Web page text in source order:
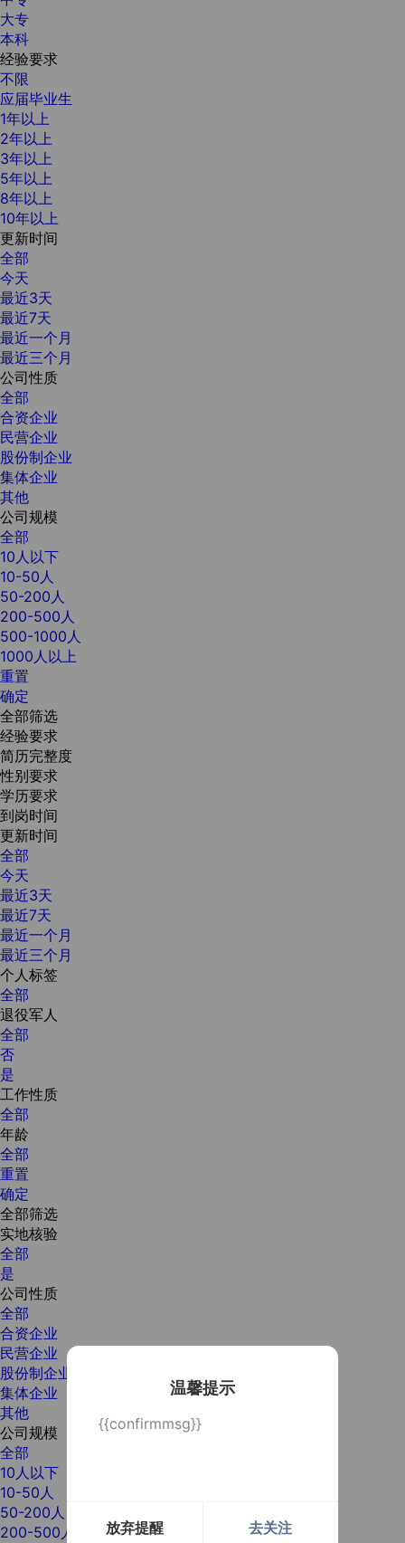
温馨提示
{{confirmmsg}}
放弃提醒 去关注
大专
本科
经验要求
不限
应届毕业生
1年以上
2年以上
3年以上
5年以上
8年以上
10年以上
更新时间
全部
今天
最近3天
最近7天
最近一个月
最近三个月
公司性质
全部
合资企业
民营企业
股份制企业
集体企业
其他
公司规模
全部
10人以下
10-50人
50-200人
200-500人
500-1000人
1000人以上
重置
确定
全部筛选
经验要求
简历完整度
性别要求
学历要求
到岗时间
更新时间
全部
今天
最近3天
最近7天
最近一个月
最近三个月
个人标签
全部
退役军人
全部
否
是
工作性质
全部
年龄
全部
重置
确定
全部筛选
实地核验
全部
是
公司性质
全部
合资企业
民营企业
股份制企业
集体企业
其他
公司规模
全部
10人以下
10-50人
50-200人
200-500人